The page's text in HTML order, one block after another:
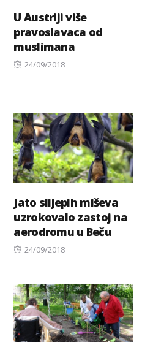
U Austriji više
pravoslavaca od
muslimana
Posted
24/09/2018
Jato slijepih miševa
uzrokovalo zastoj na
aerodromu u Beču
Posted
24/09/2018